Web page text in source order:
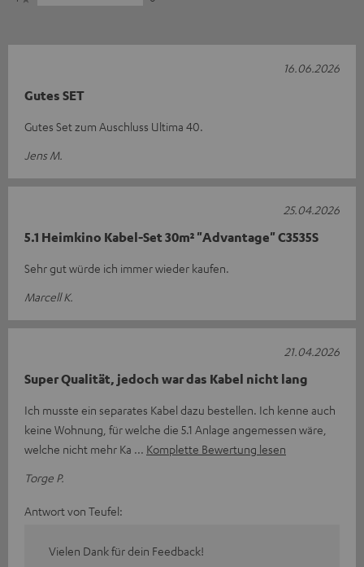
Gutes SET
Gutes Set zum Auschluss Ultima 40.
Jens M.
16.06.2026
5.1 Heimkino Kabel-Set 30m² "Advantage" C3535S
Sehr gut würde ich immer wieder kaufen.
Marcell K.
25.04.2026
Super Qualität, jedoch war das Kabel nicht lang
Ich musste ein separates Kabel dazu bestellen. Ich kenne auch
keine Wohnung, für welche die 5.1 Anlage angemessen wäre,
welche nicht mehr Ka
Komplette Bewertung lesen
Torge P.
21.04.2026
Antwort von Teufel:
Vielen Dank für dein Feedback!